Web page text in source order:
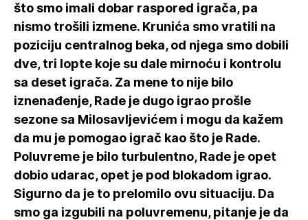
što smo imali dobar raspored igrača, pa
nismo trošili izmene. Krunića smo vratili na
poziciju centralnog beka, od njega smo dobili
dve, tri lopte koje su dale mirnoću i kontrolu
sa deset igrača. Za mene to nije bilo
iznenađenje, Rade je dugo igrao prošle
sezone sa Milosavljevićem i mogu da kažem
da mu je pomogao igrač kao što je Rade.
Poluvreme je bilo turbulentno, Rade je opet
dobio udarac, opet je pod blokadom igrao.
Sigurno da je to prelomilo ovu situaciju. Da
smo ga izgubili na poluvremenu, pitanje je da